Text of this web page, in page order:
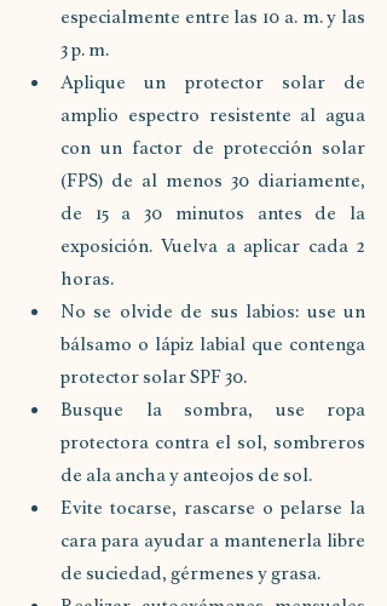
especialmente entre las 10 a. m. y las
3 p. m.
Aplique un protector solar de
amplio espectro resistente al agua
con un factor de protección solar
(FPS) de al menos 30 diariamente,
de 15 a 30 minutos antes de la
exposición. Vuelva a aplicar cada 2
horas.
No se olvide de sus labios: use un
bálsamo o lápiz labial que contenga
protector solar SPF 30.
Busque la sombra, use ropa
protectora contra el sol, sombreros
de ala ancha y anteojos de sol.
Evite tocarse, rascarse o pelarse la
cara para ayudar a mantenerla libre
de suciedad, gérmenes y grasa.